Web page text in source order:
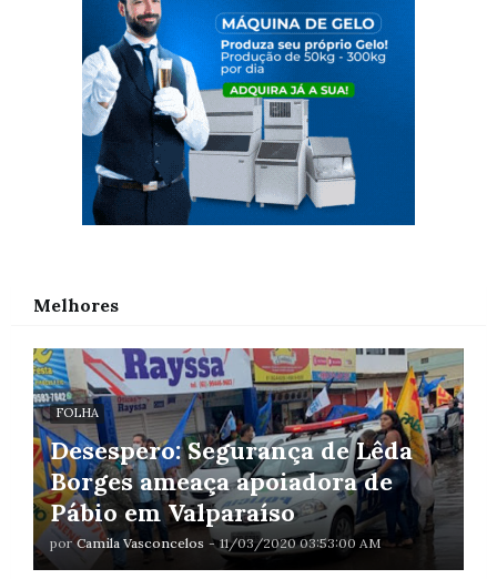
Melhores
FOLHA
Desespero: Segurança de Lêda
Borges ameaça apoiadora de
Pábio em Valparaíso
por Camila Vasconcelos - 11/03/2020 03:53:00 AM